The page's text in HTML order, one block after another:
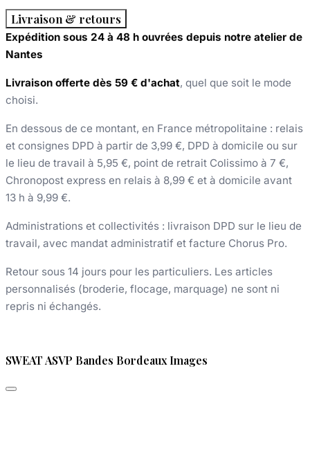
Livraison & retours
Expédition sous 24 à 48 h ouvrées depuis notre atelier de
Nantes
Livraison offerte dès 59 € d'achat, quel que soit le mode
choisi.
En dessous de ce montant, en France métropolitaine : relais
et consignes DPD à partir de 3,99 €, DPD à domicile ou sur
le lieu de travail à 5,95 €, point de retrait Colissimo à 7 €,
Chronopost express en relais à 8,99 € et à domicile avant
13 h à 9,99 €.
Administrations et collectivités : livraison DPD sur le lieu de
travail, avec mandat administratif et facture Chorus Pro.
Retour sous 14 jours pour les particuliers. Les articles
personnalisés (broderie, flocage, marquage) ne sont ni
repris ni échangés.
SWEAT ASVP Bandes Bordeaux Images